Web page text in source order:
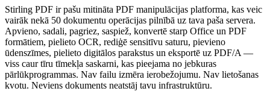
Stirling PDF ir pašu mitināta PDF manipulācijas platforma, kas veic
vairāk nekā 50 dokumentu operācijas pilnībā uz tava paša servera.
Apvieno, sadali, pagriez, saspiež, konvertē starp Office un PDF
formātiem, pielieto OCR, rediģē sensitīvu saturu, pievieno
ūdenszīmes, pielieto digitālos parakstus un eksportē uz PDF/A —
viss caur tīru tīmekļa saskarni, kas pieejama no jebkuras
pārlūkprogrammas. Nav failu izmēra ierobežojumu. Nav lietošanas
kvotu. Neviens dokuments neatstāj tavu infrastruktūru.